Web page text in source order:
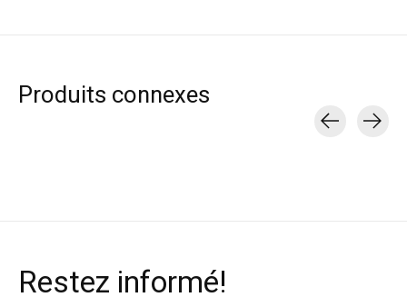
Produits connexes
Restez informé!